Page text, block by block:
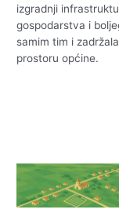
izgradnji
gospodarstva i
samim tim i
prostoru općine.